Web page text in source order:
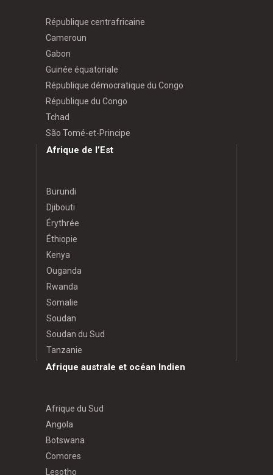
République centrafricaine
Cameroun
Gabon
Guinée équatoriale
République démocratique du Congo
République du Congo
Tchad
São Tomé-et-Principe
Afrique de l’Est
Burundi
Djibouti
Érythrée
Éthiopie
Kenya
Ouganda
Rwanda
Somalie
Soudan
Soudan du Sud
Tanzanie
Afrique australe et océan Indien
Afrique du Sud
Angola
Botswana
Comores
Lesotho